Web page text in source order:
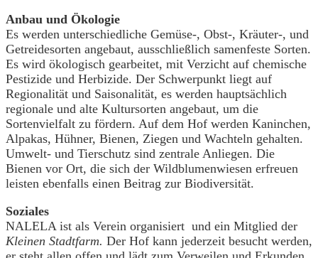
Anbau und Ökologie
Es werden unterschiedliche Gemüse-, Obst-, Kräuter-, und
Getreidesorten angebaut, ausschließlich samenfeste Sorten.
Es wird ökologisch gearbeitet, mit Verzicht auf chemische
Pestizide und Herbizide. Der Schwerpunkt liegt auf
Regionalität und Saisonalität, es werden hauptsächlich
regionale und alte Kultursorten angebaut, um die
Sortenvielfalt zu fördern. Auf dem Hof werden Kaninchen,
Alpakas, Hühner, Bienen, Ziegen und Wachteln gehalten.
Umwelt- und Tierschutz sind zentrale Anliegen. Die
Bienen vor Ort, die sich der Wildblumenwiesen erfreuen
leisten ebenfalls einen Beitrag zur Biodiversität.
Soziales
NALELA ist als Verein organisiert und ein Mitglied der
Kleinen Stadtfarm. Der Hof kann jederzeit besucht werden,